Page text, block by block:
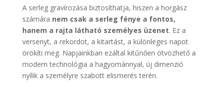
A serleg gravírozása biztosíthatja, hiszen a horgász
számára nem csak a serleg fénye a fontos,
hanem a rajta látható személyes üzenet. Ez a
versenyt, a rekordot, a kitartást, a különleges napot
örökíti meg. Napjainkban ezáltal kitűnően ötvözhető a
modern technológia a hagyománnyal, új dimenzió
nyílik a személyre szabott elismerés terén.